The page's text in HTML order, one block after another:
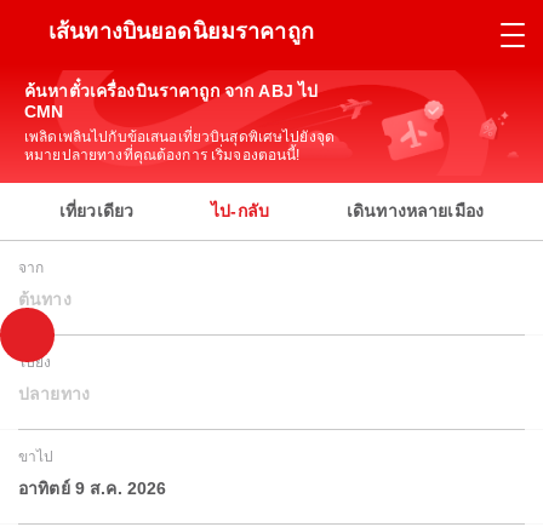
เส้นทางบินยอดนิยมราคาถูก
ค้นหาตั๋วเครื่องบินราคาถูก จาก ABJ ไป
CMN
เพลิดเพลินไปกับข้อเสนอเที่ยวบินสุดพิเศษไปยังจุด
หมายปลายทางที่คุณต้องการ เริ่มจองตอนนี้!
เที่ยวเดียว ไป-กลับ เดินทางหลายเมือง
จาก
ต้นทาง
ไปยัง
ปลายทาง
ขาไป
อาทิตย์ 9 ส.ค. 2026